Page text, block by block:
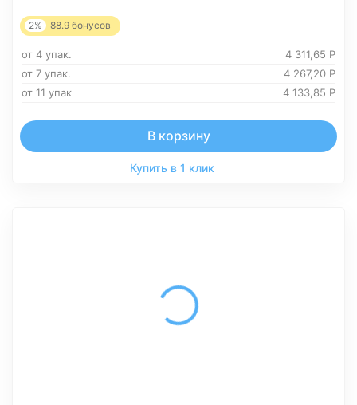
2% 88.9 бонусов
от 4 упак. 4 311,65 Р
от 7 упак.
4 267,20 Р
от 11 упак
4 133,85 Р
В корзину
Купить в 1 клик